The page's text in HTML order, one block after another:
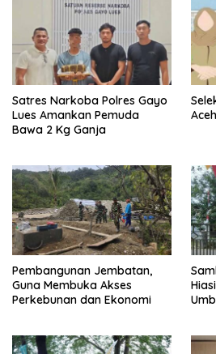
Satres Narkoba Polres Gayo
Lues Amankan Pemuda
Bawa 2 Kg Ganja
Pembangunan Jembatan,
Guna Membuka Akses
Perkebunan dan Ekonomi